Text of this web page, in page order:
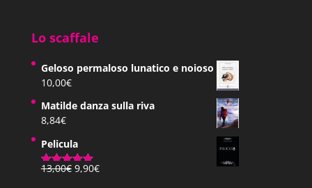
Lo scaffale
Geloso permaloso lunatico e noioso
10,00€
Matilde danza sulla riva
8,84€
Pelicula
Valutato
13,00€ Il
9,90€Il